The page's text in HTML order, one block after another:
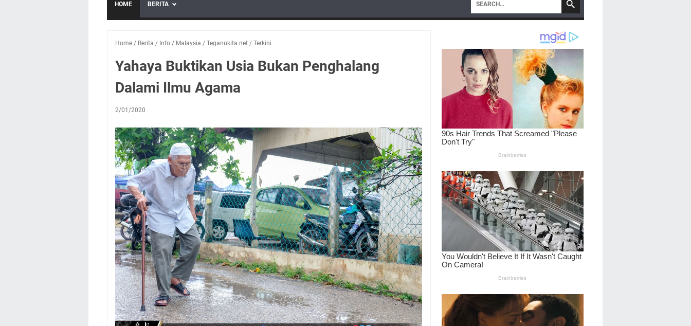
HOME BERITA
Home / Berita / Info / Malaysia / Teganukita.net / Terkini
Yahaya Buktikan Usia Bukan Penghalang
Dalami Ilmu Agama
2/01/2020